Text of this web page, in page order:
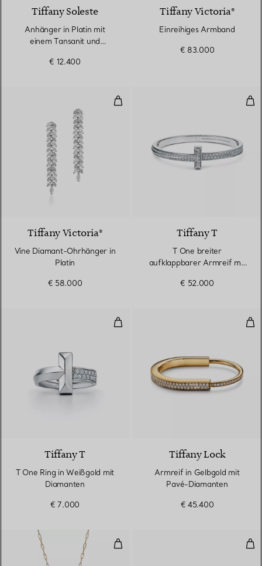
Tiffany Soleste
Anhänger in Platin mit
einem Tansanit und
€ 12.400
Tiffany Victoria®
Einreihiges Armband
€ 83.000
Vine Diamant-Ohrhänger in
Tiffany Victoria®
Vine Diamant-Ohrhänger in
Platin
€ 58.000
T
Tiffany T
T One breiter
aufklappbarer Armreif mit
€ 52.000
T One Ring in Weißgold mit
Tiffany T
T One Ring in Weißgold mit
Diamanten
€ 7.000
Tiffany Lock
Armreif in Gelbgold mit
Pavé-Diamanten
€ 45.400
Anhänger in Gelbgold mit